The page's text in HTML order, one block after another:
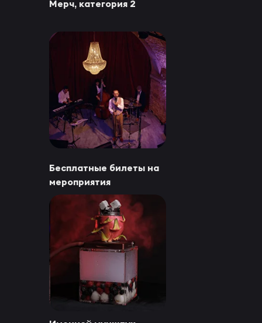
Бесплатные билеты на
мероприятия
Мерч, категория 2